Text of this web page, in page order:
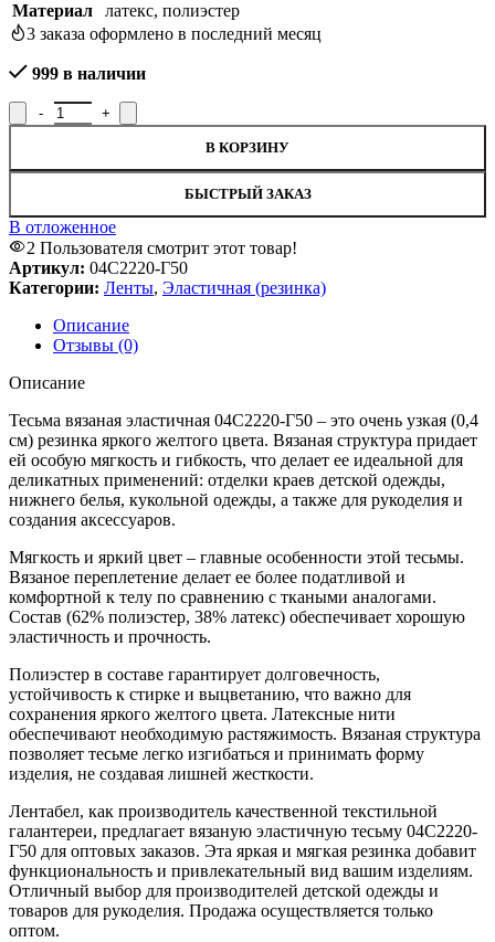
Материал латекс, полиэстер
3 заказа оформлено в последний месяц
999 в наличии
В КОРЗИНУ
БЫСТРЫЙ ЗАКАЗ
В отложенное
2 Пользователя смотрит этот товар!
Артикул: 04С2220-Г50
Категории: Ленты, Эластичная (резинка)
Описание
Отзывы (0)
Описание
Тесьма вязаная эластичная 04С2220-Г50 – это очень узкая (0,4
см) резинка яркого желтого цвета. Вязаная структура придает
ей особую мягкость и гибкость, что делает ее идеальной для
деликатных применений: отделки краев детской одежды,
нижнего белья, кукольной одежды, а также для рукоделия и
создания аксессуаров.
Мягкость и яркий цвет – главные особенности этой тесьмы.
Вязаное переплетение делает ее более податливой и
комфортной к телу по сравнению с ткаными аналогами.
Состав (62% полиэстер, 38% латекс) обеспечивает хорошую
эластичность и прочность.
Полиэстер в составе гарантирует долговечность,
устойчивость к стирке и выцветанию, что важно для
сохранения яркого желтого цвета. Латексные нити
обеспечивают необходимую растяжимость. Вязаная структура
позволяет тесьме легко изгибаться и принимать форму
изделия, не создавая лишней жесткости.
Лентабел, как производитель качественной текстильной
галантереи, предлагает вязаную эластичную тесьму 04С2220-
Г50 для оптовых заказов. Эта яркая и мягкая резинка добавит
функциональность и привлекательный вид вашим изделиям.
Отличный выбор для производителей детской одежды и
товаров для рукоделия. Продажа осуществляется только
оптом.